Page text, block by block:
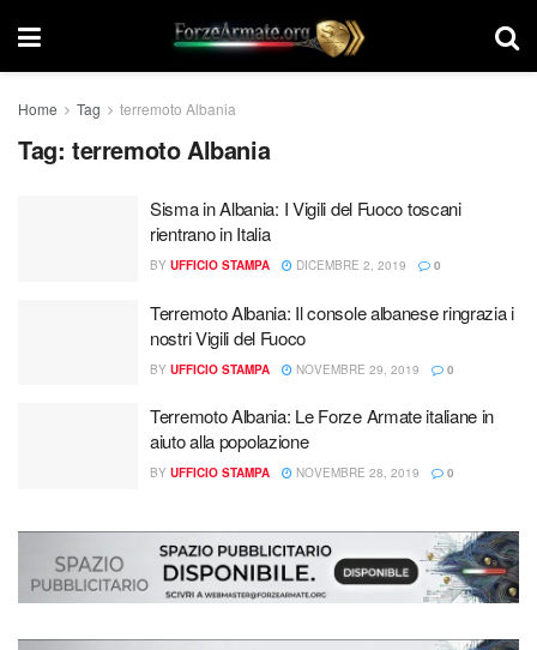
Home Tag terremoto Albania
Tag: terremoto Albania
Sisma in Albania: I Vigili del Fuoco toscani
rientrano in Italia
BY UFFICIO STAMPA DICEMBRE 2, 2019 0
Terremoto Albania: Il console albanese ringrazia i
nostri Vigili del Fuoco
BY UFFICIO STAMPA NOVEMBRE 29, 2019 0
Terremoto Albania: Le Forze Armate italiane in
aiuto alla popolazione
BY UFFICIO STAMPA NOVEMBRE 28, 2019 0